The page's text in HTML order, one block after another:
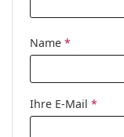
Code:
Name *
Ihre E-Mail *